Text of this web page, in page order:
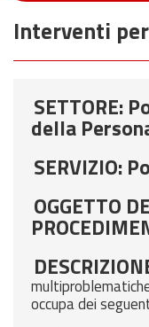
Interventi
SETTORE:
della
SERVIZIO:
OGGETTO
occupa dei